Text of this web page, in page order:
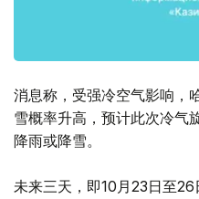
消息称，受强冷空气影响，
雪概率升高，预计此次冷气
降雨或降雪。
未来三天，即10月23日至